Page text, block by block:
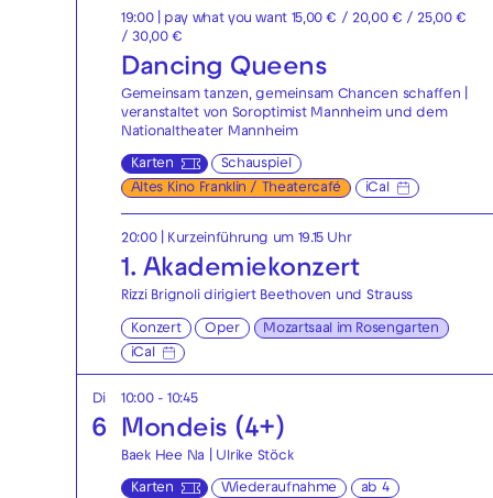
19:00
| pay what you want 15,00 € / 20,00 € / 25,00 €
/ 30,00 €
Dancing Queens
Gemeinsam tanzen, gemeinsam Chancen schaffen |
veranstaltet von Soroptimist Mannheim und dem
Nationaltheater Mannheim
Karten
Schauspiel
Altes Kino Franklin / Theatercafé
iCal
20:00 | Kurzeinführung um 19.15 Uhr
1. Akademie­konzert
Rizzi Brignoli dirigiert Beethoven und Strauss
Konzert Oper
Mozartsaal im Rosengarten
iCal
Di
6
10:00 - 10:45
Mondeis (4+)
Baek Hee Na | Ulrike Stöck
Karten Wiederaufnahme
ab 4